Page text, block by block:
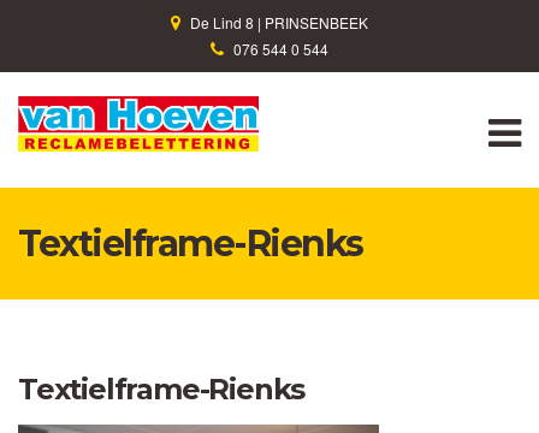
De Lind 8 | PRINSENBEEK
076 544 0 544
Textielframe-Rienks
Textielframe-Rienks